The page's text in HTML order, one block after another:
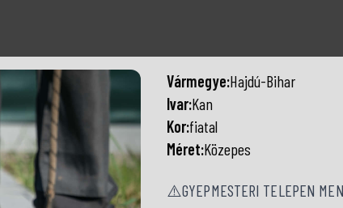
Vármegye:Hajdú-Bihar
Ivar:Kan
Kor:fiatal
Méret:Közepes
⚠️GYEPMESTERI TELEPEN